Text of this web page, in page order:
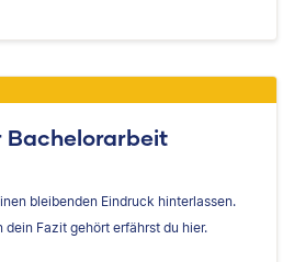
Bachelorarbeit
bleibenden Eindruck hinterlassen.
dein Fazit gehört erfährst du hier.